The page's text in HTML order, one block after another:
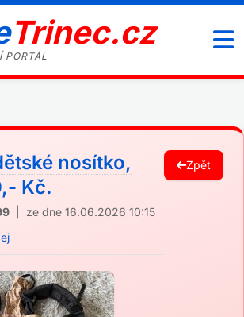
Trinec.cz
PORTÁL
nosítko,
Kč.
| ze dne 16.06.2026 10:15
Zpět